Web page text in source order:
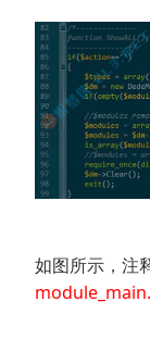
如图所示，注